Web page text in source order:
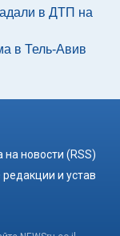
в ДТП на
в Тель-Авив
на новости (RSS)
и устав